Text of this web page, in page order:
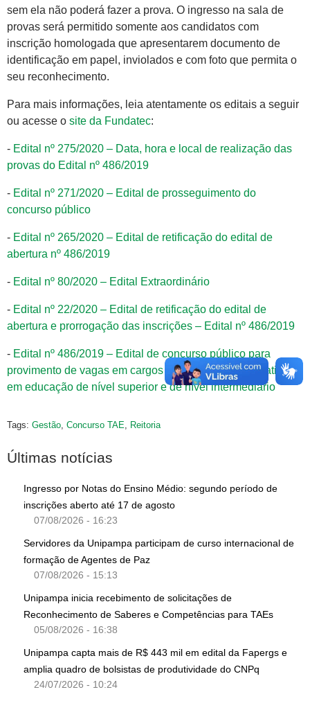
sem ela não poderá fazer a prova. O ingresso na sala de
provas será permitido somente aos candidatos com
inscrição homologada que apresentarem documento de
identificação em papel, inviolados e com foto que permita o
seu reconhecimento.
Para mais informações, leia atentamente os editais a seguir
ou acesse o site da Fundatec:
- Edital nº 275/2020 – Data, hora e local de realização das
provas do Edital nº 486/2019
- Edital nº 271/2020 – Edital de prosseguimento do
concurso público
- Edital nº 265/2020 – Edital de retificação do edital de
abertura nº 486/2019
- Edital nº 80/2020 – Edital Extraordinário
- Edital nº 22/2020 – Edital de retificação do edital de
abertura e prorrogação das inscrições – Edital nº 486/2019
- Edital nº 486/2019 – Edital de concurso público para
provimento de vagas em cargos de técnico-administrativos
em educação de nível superior e de nível intermediário
Tags: Gestão, Concurso TAE, Reitoria
Últimas notícias
Ingresso por Notas do Ensino Médio: segundo período de
inscrições aberto até 17 de agosto
07/08/2026 - 16:23
Servidores da Unipampa participam de curso internacional de
formação de Agentes de Paz
07/08/2026 - 15:13
Unipampa inicia recebimento de solicitações de
Reconhecimento de Saberes e Competências para TAEs
05/08/2026 - 16:38
Unipampa capta mais de R$ 443 mil em edital da Fapergs e
amplia quadro de bolsistas de produtividade do CNPq
24/07/2026 - 10:24